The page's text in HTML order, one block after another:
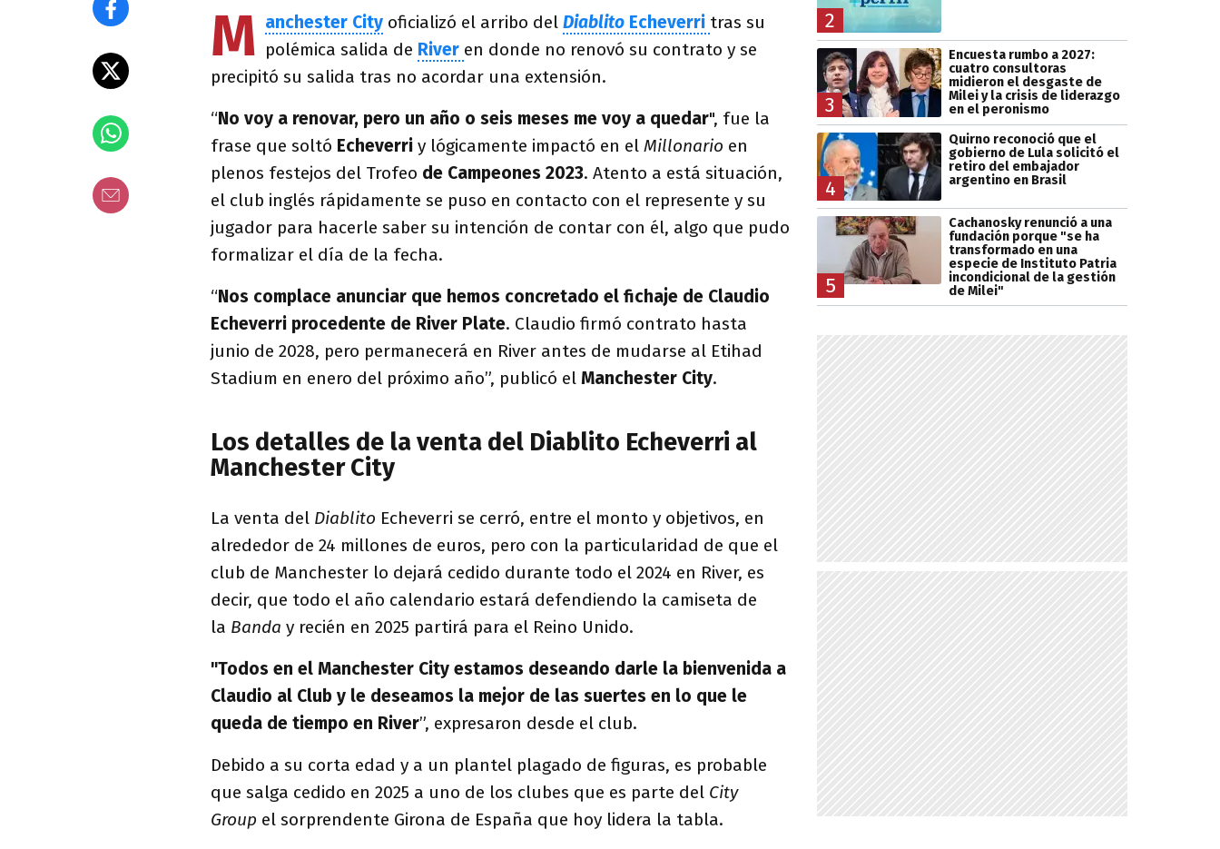
M anchester City oficializó el arribo del Diablito Echeverri tras su
polémica salida de River en donde no renovó su contrato y se
precipitó su salida tras no acordar una extensión.
“No voy a renovar, pero un año o seis meses me voy a quedar", fue la
frase que soltó Echeverri y lógicamente impactó en el Millonario en
plenos festejos del Trofeo de Campeones 2023. Atento a está situación,
el club inglés rápidamente se puso en contacto con el represente y su
jugador para hacerle saber su intención de contar con él, algo que pudo
formalizar el día de la fecha.
“Nos complace anunciar que hemos concretado el fichaje de Claudio
Echeverri procedente de River Plate. Claudio firmó contrato hasta
junio de 2028, pero permanecerá en River antes de mudarse al Etihad
Stadium en enero del próximo año”, publicó el Manchester City.
Los detalles de la venta del Diablito Echeverri al
Manchester City
La venta del Diablito Echeverri se cerró, entre el monto y objetivos, en
alrededor de 24 millones de euros, pero con la particularidad de que el
club de Manchester lo dejará cedido durante todo el 2024 en River, es
decir, que todo el año calendario estará defendiendo la camiseta de
la Banda y recién en 2025 partirá para el Reino Unido.
"Todos en el Manchester City estamos deseando darle la bienvenida a
Claudio al Club y le deseamos la mejor de las suertes en lo que le
queda de tiempo en River”, expresaron desde el club.
Debido a su corta edad y a un plantel plagado de figuras, es probable
que salga cedido en 2025 a uno de los clubes que es parte del City
Group el sorprendente Girona de España que hoy lidera la tabla.
2
3
Encuesta rumbo a 2027:
cuatro consultoras
midieron el desgaste de
Milei y la crisis de liderazgo
en el peronismo
4
Quirno reconoció que el
gobierno de Lula solicitó el
retiro del embajador
argentino en Brasil
5
Cachanosky renunció a una
fundación porque "se ha
transformado en una
especie de Instituto Patria
incondicional de la gestión
de Milei"